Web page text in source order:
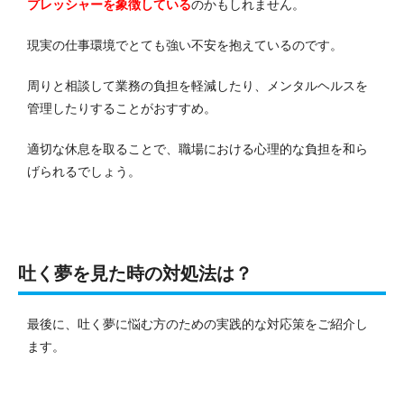
プレッシャーを象徴しているのかもしれません。
現実の仕事環境でとても強い不安を抱えているのです。
周りと相談して業務の負担を軽減したり、メンタルヘルスを
管理したりすることがおすすめ。
適切な休息を取ることで、職場における心理的な負担を和ら
げられるでしょう。
吐く夢を見た時の対処法は？
最後に、吐く夢に悩む方のための実践的な対応策をご紹介し
ます。